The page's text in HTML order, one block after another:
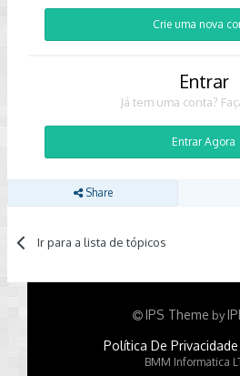
Crie uma nova
Entrar
Já tem uma conta?
Entrar Agora
Share
Ir para a lista de tópicos
IPS Theme by
Política De Privacidade
BMM Informatica